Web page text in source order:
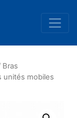
Bras
unités mobiles